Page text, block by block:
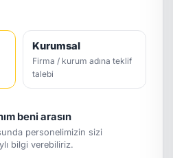
Kurumsal
Firma / kurum adına teklif
talebi
beni arasın
personelimizin sizi
bilgi verebiliriz.